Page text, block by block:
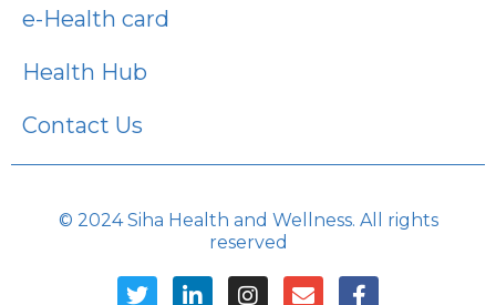
e-Health card
Health Hub
Contact Us
© 2024 Siha Health and Wellness. All rights
reserved
T
L
I
E
F